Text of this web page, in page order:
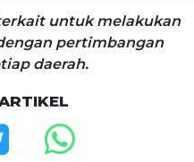
untuk melakukan
pertimbangan
daerah.